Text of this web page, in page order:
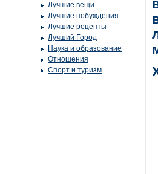
Лучшие вещи
Лучшие побуждения
Лучшие рецепты
Лучший Город
Наука и образование
Отношения
Спорт и туризм